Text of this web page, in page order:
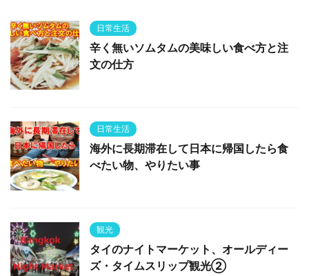
日常生活
辛く無いソムタムの美味しい食べ方と注
文の仕方
日常生活
海外に長期滞在して日本に帰国したら食
べたい物、やりたい事
観光
タイのナイトマーケット、オールディー
ズ・タイムスリップ観光②